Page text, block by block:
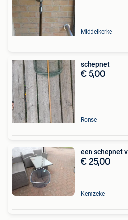
Middelkerke
schepnet
€ 5,00
Ronse
een schepnet
€ 25,00
Kemzeke